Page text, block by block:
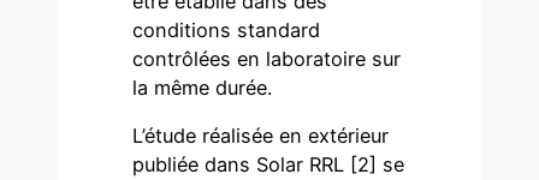
conditions standard
contrôlées en laboratoire sur
la même durée.
L’étude réalisée en extérieur
publiée dans Solar RRL [2] se